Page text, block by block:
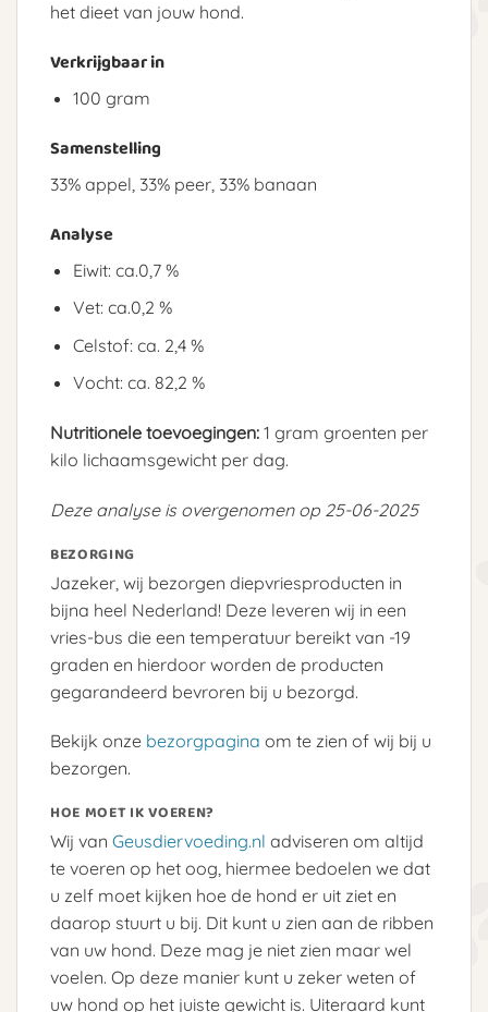
het dieet van jouw hond.
Verkrijgbaar in
100 gram
Samenstelling
33% appel, 33% peer, 33% banaan
Analyse
Eiwit: ca.0,7 %
Vet: ca.0,2 %
Celstof: ca. 2,4 %
Vocht: ca. 82,2 %
Nutritionele toevoegingen: 1 gram groenten per
kilo lichaamsgewicht per dag.
Deze analyse is overgenomen op 25-06-2025
BEZORGING
Jazeker, wij bezorgen diepvriesproducten in
bijna heel Nederland! Deze leveren wij in een
vries-bus die een temperatuur bereikt van -19
graden en hierdoor worden de producten
gegarandeerd bevroren bij u bezorgd.
Bekijk onze bezorgpagina om te zien of wij bij u
bezorgen.
HOE MOET IK VOEREN?
Wij van Geusdiervoeding.nl adviseren om altijd
te voeren op het oog, hiermee bedoelen we dat
u zelf moet kijken hoe de hond er uit ziet en
daarop stuurt u bij. Dit kunt u zien aan de ribben
van uw hond. Deze mag je niet zien maar wel
voelen. Op deze manier kunt u zeker weten of
uw hond op het juiste gewicht is. Uiteraard kunt